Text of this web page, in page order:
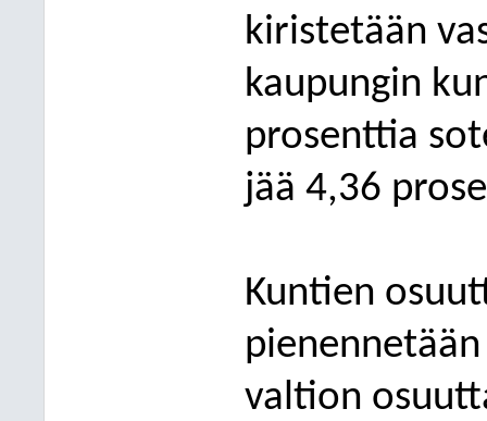
kiristetään
kaupungin
prosenttia
jää 4,36
Kuntien
valtion